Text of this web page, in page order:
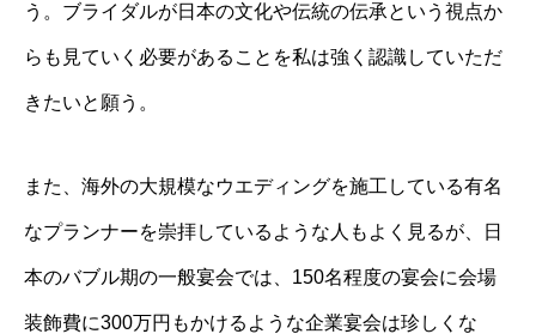
う。ブライダルが日本の文化や伝統の伝承という視点か
らも見ていく必要があることを私は強く認識していただ
きたいと願う。
また、海外の大規模なウエディングを施工している有名
なプランナーを崇拝しているような人もよく見るが、日
本のバブル期の一般宴会では、150名程度の宴会に会場
装飾費に300万円もかけるような企業宴会は珍しくな